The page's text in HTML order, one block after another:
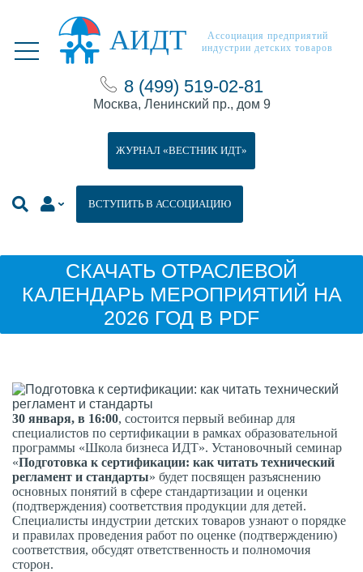
АИДТ
Ассоциация предприятий
индустрии детских товаров
8 (499) 519-02-81
Москва, Ленинский пр., дом 9
ВСТУПИТЬ В АССОЦИАЦИЮ
ЖУРНАЛ «ВЕСТНИК ИДТ»
СКАЧАТЬ ОТРАСЛЕВОЙ
КАЛЕНДАРЬ МЕРОПРИЯТИЙ НА
2026 ГОД В PDF
30 января, в 16:00, состоится первый вебинар для
специалистов по сертификации в рамках образовательной
программы «Школа бизнеса ИДТ». Установочный семинар
«Подготовка к сертификации: как читать технический
регламент и стандарты» будет посвящен разъяснению
основных понятий в сфере стандартизации и оценки
(подтверждения) соответствия продукции для детей.
Специалисты индустрии детских товаров узнают о порядке
и правилах проведения работ по оценке (подтверждению)
соответствия, обсудят ответственность и полномочия
сторон.